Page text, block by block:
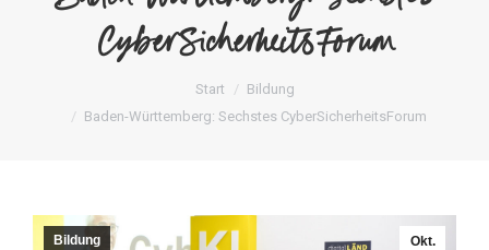
CyberSicherheitsForum
Sie befinden sich hier:Start
Bildung
Baden-Württemberg: Sechstes CyberSicherheitsForum
Okt.
Bildung